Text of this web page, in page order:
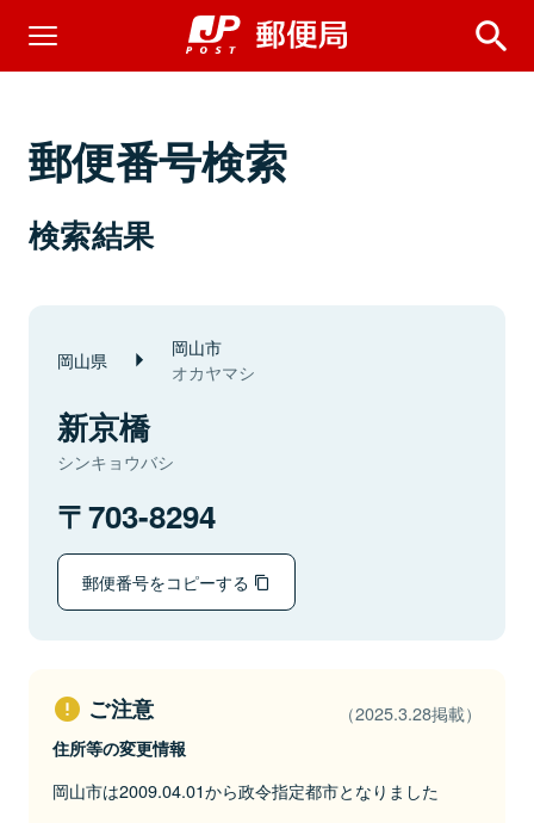
郵便番号検索
検索結果
岡山県 岡山市
オカヤマシ
新京橋
シンキョウバシ
703-8294
郵便番号をコピーする
ご注意 （2025.3.28掲載）
住所等の変更情報
岡山市は2009.04.01から政令指定都市となりました